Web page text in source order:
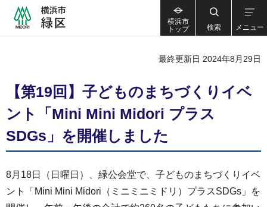
横浜市
トップ
検索 メニュー
最終更新日 2024年8月29日
【第19回】子どものまちづくりイベ
ント「Mini Mini Midori プラス
SDGs」を開催しました
8月18日（日曜日）、緑公会堂で、子どものまちづくりイベ
ント「Mini Mini Midori（ミニミニミドリ）プラスSDGs」を